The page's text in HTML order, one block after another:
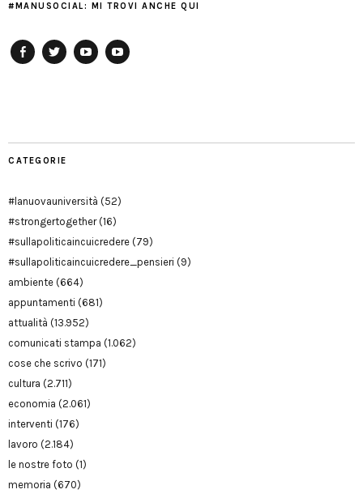
#MANUSOCIAL: MI TROVI ANCHE QUI
CATEGORIE
#lanuovauniversità (52)
#strongertogether(16)
#sullapoliticaincuicredere (79)
#sullapoliticaincuicredere_pensieri (9)
ambiente (664)
appuntamenti (681)
attualità (13.952)
comunicati stampa (1.062)
cose che scrivo (171)
cultura (2.711)
economia (2.061)
interventi (176)
lavoro (2.184)
le nostre foto (1)
memoria (670)